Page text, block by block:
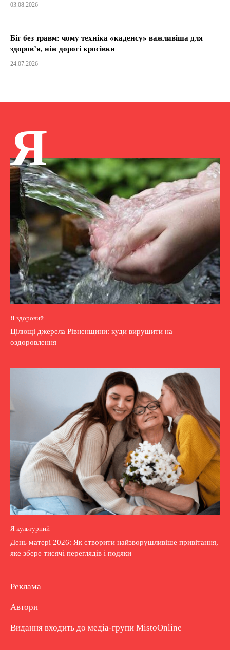
03.08.2026
Біг без травм: чому техніка «каденсу» важливіша для
здоров’я, ніж дорогі кросівки
24.07.2026
Я
Я здоровий
Цілющі джерела Рівненщини: куди вирушити на
оздоровлення
Я культурний
День матері 2026: Як створити найзворушливіше привітання,
яке збере тисячі переглядів і подяки
Реклама
Автори
Видання входить до медіа-групи MistoOnline